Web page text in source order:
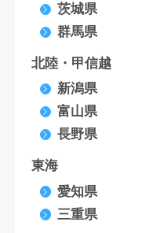
茨城県
群馬県
北陸・甲信越
新潟県
富山県
長野県
東海
愛知県
三重県